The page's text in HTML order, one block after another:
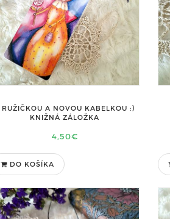
RUŽIČKOU A NOVOU KABELKOU :)
KNIŽNÁ ZÁLOŽKA
4,50€
DO KOŠÍKA